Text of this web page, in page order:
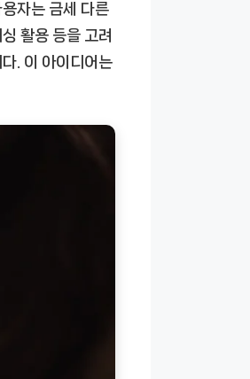
자는 금세 다른
활용 등을 고려
. 이 아이디어는